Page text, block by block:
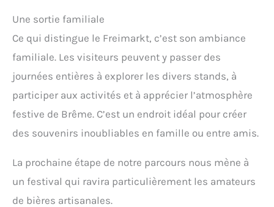
Une sortie familiale
Ce qui distingue le Freimarkt, c’est son ambiance
familiale. Les visiteurs peuvent y passer des
journées entières à explorer les divers stands, à
participer aux activités et à apprécier l’atmosphère
festive de Brême. C’est un endroit idéal pour créer
des souvenirs inoubliables en famille ou entre amis.
La prochaine étape de notre parcours nous mène à
un festival qui ravira particulièrement les amateurs
de bières artisanales.